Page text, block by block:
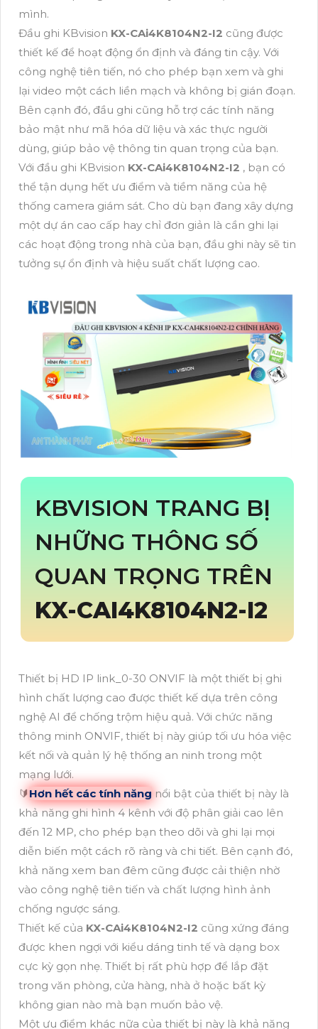
mình.
Đầu ghi KBvision KX-CAi4K8104N2-I2 cũng được
thiết kế để hoạt động ổn định và đáng tin cậy. Với
công nghệ tiên tiến, nó cho phép bạn xem và ghi
lại video một cách liền mạch và không bị gián đoạn.
Bên cạnh đó, đầu ghi cũng hỗ trợ các tính năng
bảo mật như mã hóa dữ liệu và xác thực người
dùng, giúp bảo vệ thông tin quan trọng của bạn.
Với đầu ghi KBvision KX-CAi4K8104N2-I2 , bạn có
thể tận dụng hết ưu điểm và tiềm năng của hệ
thống camera giám sát. Cho dù bạn đang xây dựng
một dự án cao cấp hay chỉ đơn giản là cần ghi lại
các hoạt động trong nhà của bạn, đầu ghi này sẽ tin
tưởng sự ổn định và hiệu suất chất lượng cao.
KBVISION TRANG BỊ
NHỮNG THÔNG SỐ
QUAN TRỌNG TRÊN
KX-CAI4K8104N2-I2
Thiết bị HD IP link_0-30 ONVIF là một thiết bị ghi
hình chất lượng cao được thiết kế dựa trên công
nghệ AI để chống trộm hiệu quả. Với chức năng
thông minh ONVIF, thiết bị này giúp tối ưu hóa việc
kết nối và quản lý hệ thống an ninh trong một
mạng lưới.
🔰Hơn hết các tính năng nổi bật của thiết bị này là
khả năng ghi hình 4 kênh với độ phân giải cao lên
đến 12 MP, cho phép bạn theo dõi và ghi lại mọi
diễn biến một cách rõ ràng và chi tiết. Bên cạnh đó,
khả năng xem ban đêm cũng được cải thiện nhờ
vào công nghệ tiên tiến và chất lượng hình ảnh
chống ngược sáng.
Thiết kế của KX-CAi4K8104N2-I2 cũng xứng đáng
được khen ngợi với kiểu dáng tinh tế và dạng box
cực kỳ gọn nhẹ. Thiết bị rất phù hợp để lắp đặt
trong văn phòng, cửa hàng, nhà ở hoặc bất kỳ
không gian nào mà bạn muốn bảo vệ.
Một ưu điểm khác nữa của thiết bị này là khả năng